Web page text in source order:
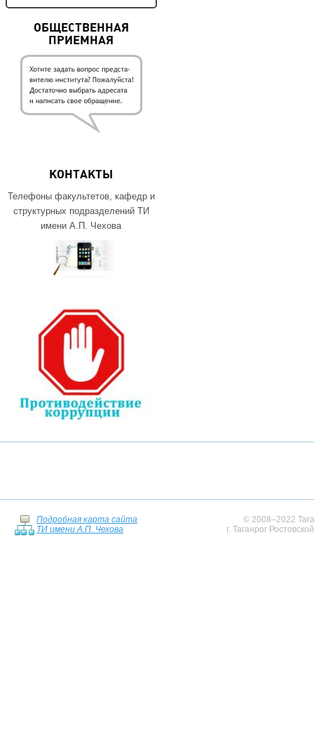
ОБЩЕСТВЕННАЯ
ПРИЕМНАЯ
КОНТАКТЫ
Телефоны факультетов, кафедр и
структурных подразделений ТИ
имени А.П. Чехова
Подробная карта сайта
ТИ имени А.П. Чехова
© 2008–2022
г. Таганрог